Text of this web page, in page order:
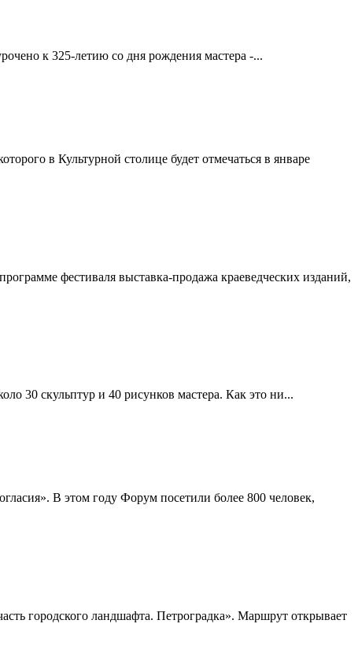
к 325-летию со дня рождения мастера -...
в Культурной столице будет отмечаться в январе
фестиваля выставка-продажа краеведческих изданий,
30 скульптур и 40 рисунков мастера. Как это ни...
В этом году Форум посетили более 800 человек,
городского ландшафта. Петроградка». Маршрут открывает